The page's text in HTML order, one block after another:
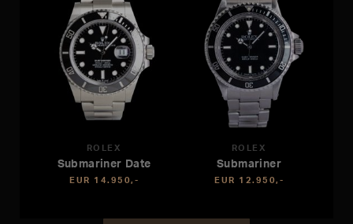
ROLEX
Submariner Date
EUR 14.950,-
ROLEX
Submariner
EUR 12.950,-